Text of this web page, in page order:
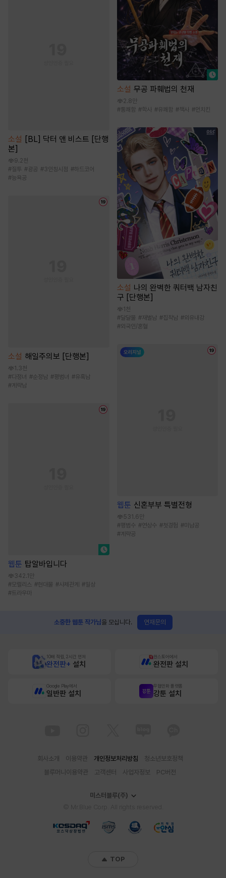
소설 [BL] 닥터 앤 비스트 [단행
본]
9.2천
#질투 #광공 #3인칭시점 #하드코어
#능욕공
소설 해일주의보 [단행본]
1.3천
#다정녀 #순정남 #평범녀 #유혹남
# 계략남
웹툰 탑알바입니다
342.1만
#모럴리스 #현대물 #사제관계 #일상
#트라우마
소설 무공 파훼법의 천재
2.8만
#통쾌함 #학사 #유쾌함 #책사 #먼치킨
소설 나의 완벽한 쿼터백 남자친
구 [단행본]
1천
#달달물 #재벌남 #집착남 #외유내강
#외국인/혼혈
웹툰 신혼부부 특별전형
531.6만
#평범수 #연상수 #첫경험 #미남공
#계략공
소중한 웹툰 작가님을 모십니다. 연재문의
10배 적립, 2시간 먼저
완전판+ 설치
원스토어에서
완전판 설치
Google Play에서
일반판 설치
무협만화 플랫폼
강툰 설치
회사소개 이용약관 개인정보처리방침
청소년보호정책
블루머니이용약관
고객센터 사업자정보 PC버전
미스터블루(주)
TOP